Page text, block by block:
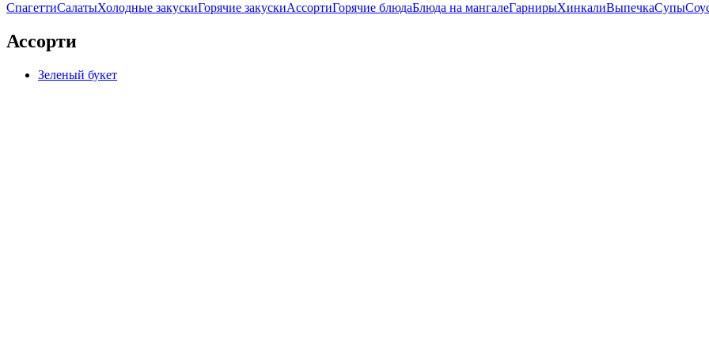
СпагеттиСалатыХолодные закускиГорячие закускиАссортиГорячие блюдаБлюда на мангалеГарнирыХинкалиВыпечкаСупы
Ассорти
Зеленый букет